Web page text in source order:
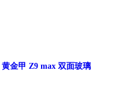
黄金甲 Z9 max 双面玻璃